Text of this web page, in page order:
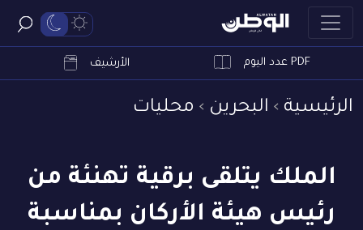
PDF عدد اليوم الأرشيف
الرئيسية البحرين محليات
الملك يتلقى برقية تهنئة من
رئيس هيئة الأركان بمناسبة